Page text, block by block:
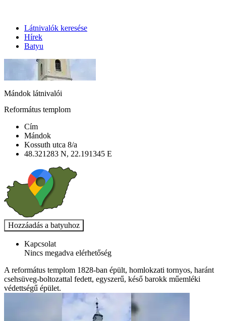
Látnivalók keresése
Hírek
Batyu
Mándok látnivalói
Református templom
Cím
Mándok
Kossuth utca 8/a
48.321283 N, 22.191345 E
Kapcsolat
Nincs megadva elérhetőség
A református templom 1828-ban épült, homlokzati tornyos, haránt
csehsüveg-boltozattal fedett, egyszerű, késő barokk műemléki
védettségű épület.